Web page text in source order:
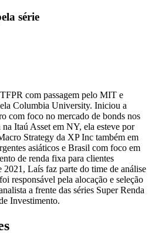
série
com passagem pelo MIT e
Columbia University. Iniciou a
com foco no mercado de bonds nos
Itaú Asset em NY, ela esteve por
Strategy da XP Inc também em
asiáticos e Brasil com foco em
de renda fixa para clientes
Laís faz parte do time de análise
responsável pela alocação e seleção
a frente das séries Super Renda
Investimento.